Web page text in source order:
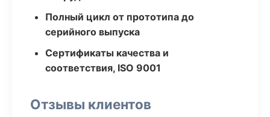
Полный цикл от прототипа до
серийного выпуска
Сертификаты качества и
соответствия, ISO 9001
Отзывы клиентов